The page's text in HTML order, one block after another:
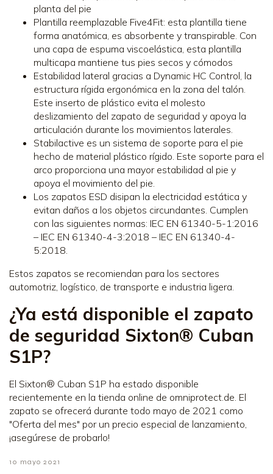
planta del pie
Plantilla reemplazable Five4Fit: esta plantilla tiene
forma anatómica, es absorbente y transpirable. Con
una capa de espuma viscoelástica, esta plantilla
multicapa mantiene tus pies secos y cómodos
Estabilidad lateral gracias a Dynamic HC Control, la
estructura rígida ergonómica en la zona del talón.
Este inserto de plástico evita el molesto
deslizamiento del zapato de seguridad y apoya la
articulación durante los movimientos laterales.
Stabilactive es un sistema de soporte para el pie
hecho de material plástico rígido. Este soporte para el
arco proporciona una mayor estabilidad al pie y
apoya el movimiento del pie.
Los zapatos ESD disipan la electricidad estática y
evitan daños a los objetos circundantes. Cumplen
con las siguientes normas: IEC EN 61340-5-1:2016
– IEC EN 61340-4-3:2018 – IEC EN 61340-4-
5:2018.
Estos zapatos se recomiendan para los sectores
automotriz, logístico, de transporte e industria ligera.
¿Ya está disponible el zapato
de seguridad Sixton® Cuban
S1P?
El Sixton® Cuban S1P ha estado disponible
recientemente en la tienda online de omniprotect.de. El
zapato se ofrecerá durante todo mayo de 2021 como
"Oferta del mes" por un precio especial de lanzamiento,
¡asegúrese de probarlo!
10 mayo 2021